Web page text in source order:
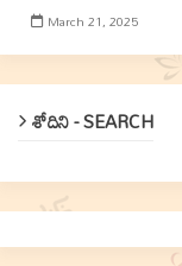
March 21, 2025
శోదిని - SEARCH